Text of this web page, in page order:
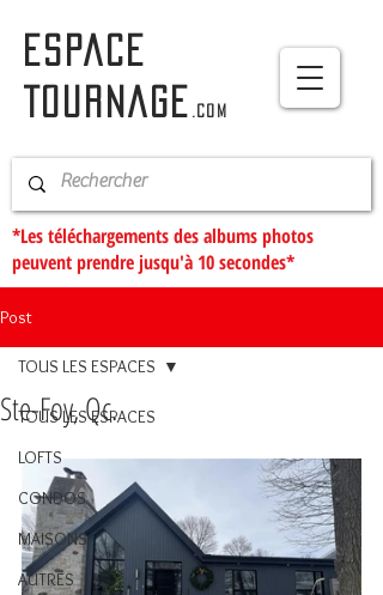
ESPACE
TOURNAGE
.com
*Les téléchargements des albums photos
peuvent prendre jusqu'à 10 secondes*
Post
TOUS LES ESPACES
LOFTS
CONDOS
MAISONS
AUTRES
TOUS LES ESPACES
Ste-Foy, Qc.